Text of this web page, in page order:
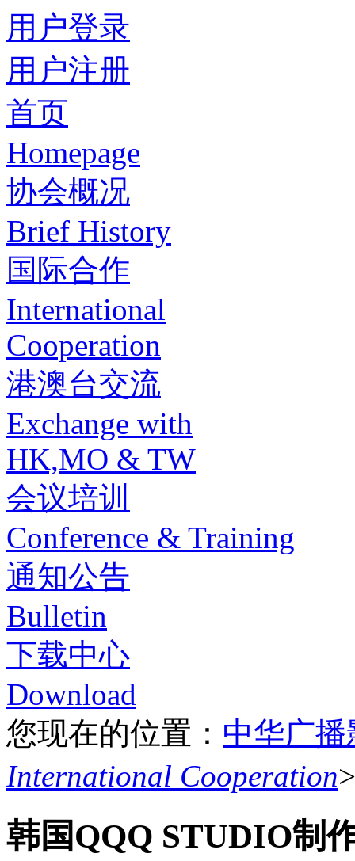
用户登录
用户注册
首页
Homepage
协会概况
Brief History
国际合作
International
Cooperation
港澳台交流
Exchange with
HK,MO & TW
会议培训
Conference & Training
通知公告
Bulletin
下载中心
Download
您现在的位置： 中华广
International Cooperation
韩国QQQ STUDIO制